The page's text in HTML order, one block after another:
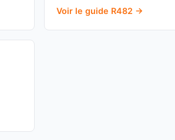
Voir le guide R482 →